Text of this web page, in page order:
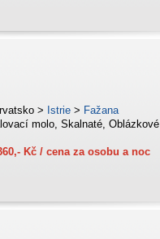
> Istrie > Fažana
molo, Skalnaté, Oblázkové
Kč / cena za osobu a noc